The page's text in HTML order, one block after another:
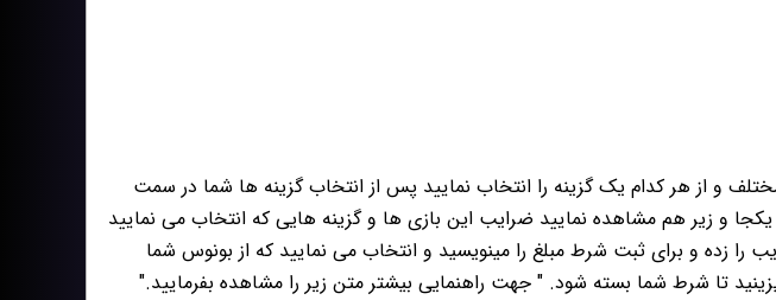
شما میبایست در پیشبینی های ورزشی 5 بازی مختلف و از هر کدام یک گزینه را انتخاب نمایید پس از انتخاب گزینه ها شما در سمت
را به صورت یکجا و زیر هم مشاهده نمایید ضرایب این بازی ها و گزینه هایی که انتخاب می نمایید
تغییر ضرایب را زده و برای ثبت شرط مبلغ را مینویسید و انتخاب می نمایید که از بونوس شما
تا شرط شما بسته شود. " جهت راهنمایی بیشتر متن زیر را مشاهده بفرمایید."